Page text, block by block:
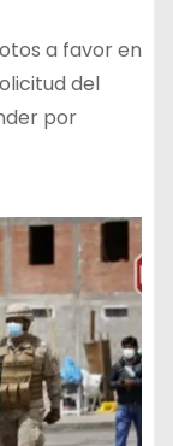
a favor en
del
por